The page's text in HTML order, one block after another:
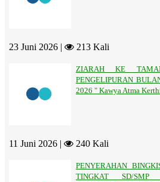
23 Juni 2026 | 213 Kali
ZIARAH KE
PENGELIPURAN
2026 " Kawya Atma
11 Juni 2026 | 240 Kali
PENYERAHAN
TINGKAT SD/